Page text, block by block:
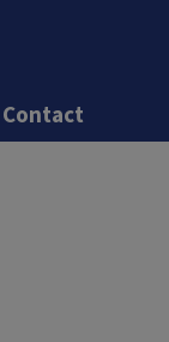
Contact